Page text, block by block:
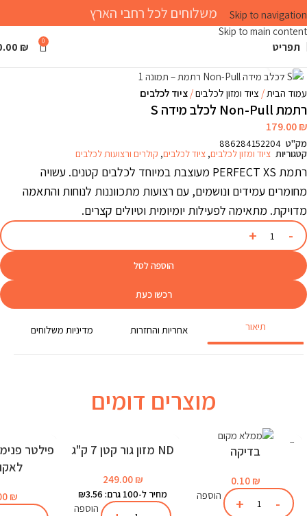
Skip to navigation
Skip to main content
משלוחים לכל רחבי הארץ
תפריט 0
₪
עמוד הבית ציוד ומזון לכלבים ציוד לכלבים
רתמת Non-Pull לכלב מידה S
179.00₪
מק"ט 886284152204
קטגוריות ציוד ומזון לכלבים, ציוד לכלבים, קולרים ורצועות לכלבים
רתמת PERFECT XS מעוצבת במיוחד לכלבים קטנים. עשויה
מחומרים עמידים ונושמים, עם רצועות מתכווננות לנוחות והתאמה
מדויקת. מתאימה לפעילות יומיומית וטיולים קצרים.
הוספה לסל
רכשו כעת
תיאור אחריות והחזרות מדיניות משלוחים
מוצרים דומים
בדיקה
0.10 ₪
הוספה
ND מזון גור קטן 7 ק"ג
249.00 ₪
מחיר ל-100 גרם: ₪3.56
הוספה
₪